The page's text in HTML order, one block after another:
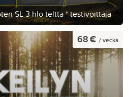
SL 3 hlö teltta * testivoittaja
68 € / vecka